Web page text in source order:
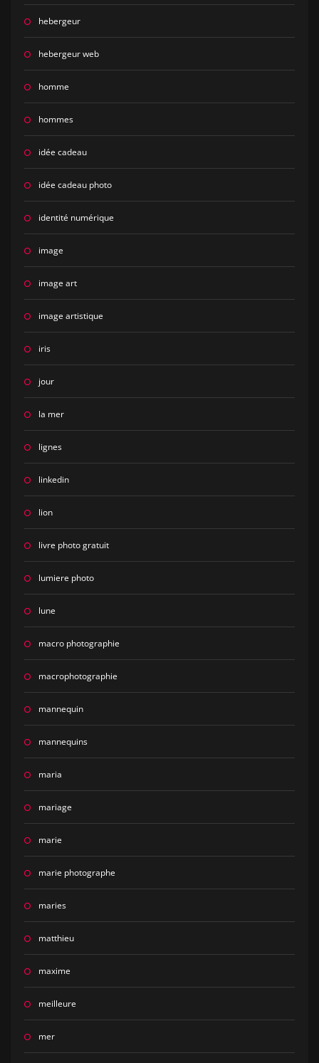
hebergeur
hebergeur web
homme
hommes
idée cadeau
idée cadeau photo
identité numérique
image
image art
image artistique
iris
jour
la mer
lignes
linkedin
lion
livre photo gratuit
lumiere photo
lune
macro photographie
macrophotographie
mannequin
mannequins
maria
mariage
marie
marie photographe
maries
matthieu
maxime
meilleure
mer